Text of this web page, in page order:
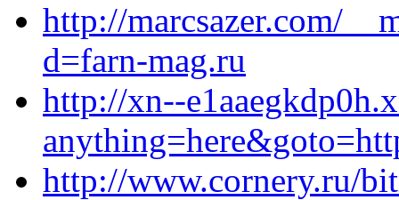
http://marcsazer.com/
d=farn-mag.ru
http://xn--
http://www.cornery.ru/